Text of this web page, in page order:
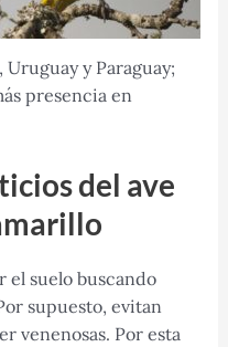
y Paraguay;
presencia en
del ave
el suelo buscando
supuesto, evitan
venenosas. Por esta